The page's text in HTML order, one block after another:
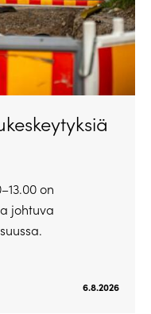
on
johtuva
6.8.2026